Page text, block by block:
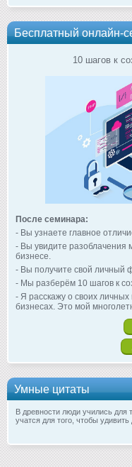
Бесплатный онлайн-
10 шагов к
После семинара:
- Вы узнаете главное
- Вы увидите разоблачения
бизнесе.
- Вы получите свой личный
- Мы разберём 10 шагов к
- Я расскажу о своих
бизнесах. Это мой
Умные цитаты
В древности люди учились для
учатся для того, чтобы удивить